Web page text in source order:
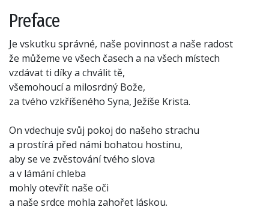
Preface
Je vskutku správné, naše povinnost a naše radost
že můžeme ve všech časech a na všech místech
vzdávat ti díky a chválit tě,
všemohoucí a milosrdný Bože,
za tvého vzkříšeného Syna, Ježíše Krista.
On vdechuje svůj pokoj do našeho strachu
a prostírá před námi bohatou hostinu,
aby se ve zvěstování tvého slova
a v lámání chleba
mohly otevřít naše oči
a naše srdce mohla zahořet láskou.